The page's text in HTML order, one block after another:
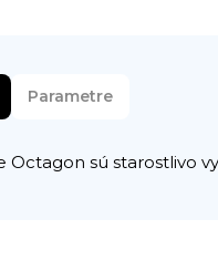
Parametre
Octagon sú starostlivo